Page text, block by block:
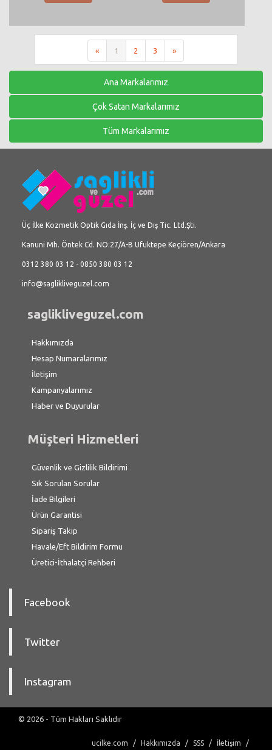
« 1 2 3 »
Ana Markalarımız
Çok Satan Markalarımız
Tüm Markalarımız
Üç İlke Kozmetik Optik Gıda İnş. İç ve Dış Tic. Ltd.Şti.
Kanuni Mh. Öntek Cd. NO:27/A-B Ufuktepe Keçiören/Ankara
0312 380 03 12 - 0850 380 03 12
info@saglikliveguzel.com
saglikliveguzel.com
Hakkımızda
Hesap Numaralarımız
İletişim
Kampanyalarımız
Haber ve Duyurular
Müşteri Hizmetleri
Güvenlik ve Gizlilik Bildirimi
Sık Sorulan Sorular
İade Bilgileri
Ürün Garantisi
Sipariş Takip
Havale/Eft Bildirim Formu
Üretici-İthalatçi Rehberi
Facebook
Twitter
Instagram
© 2026 - Tüm Hakları Saklıdır
ucilke.com Hakkımızda SSS İletişim